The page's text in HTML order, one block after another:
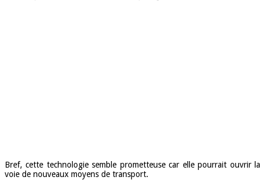
Bref, cette technologie semble prometteuse car elle pourrait ouvrir la
voie de nouveaux moyens de transport.